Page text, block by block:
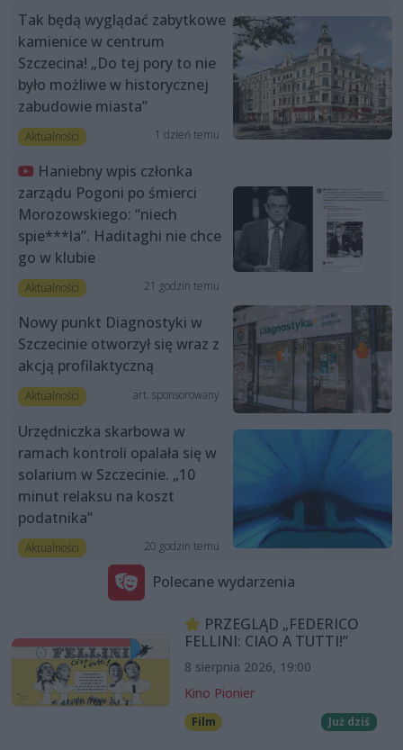
Tak będą wyglądać zabytkowe
kamienice w centrum
Szczecina! „Do tej pory to nie
było możliwe w historycznej
zabudowie miasta”
Aktualności 1 dzień temu
Haniebny wpis członka
zarządu Pogoni po śmierci
Morozowskiego: “niech
spie***la”. Haditaghi nie chce
go w klubie
Aktualności 21 godzin temu
Nowy punkt Diagnostyki w
Szczecinie otworzył się wraz z
akcją profilaktyczną
Aktualności art. sponsorowany
Urzędniczka skarbowa w
ramach kontroli opalała się w
solarium w Szczecinie. „10
minut relaksu na koszt
podatnika”
Aktualności 20 godzin temu
Polecane wydarzenia
PRZEGLĄD „FEDERICO
FELLINI: CIAO A TUTTI!”
8 sierpnia 2026, 19:00
Kino Pionier
Film Już dziś